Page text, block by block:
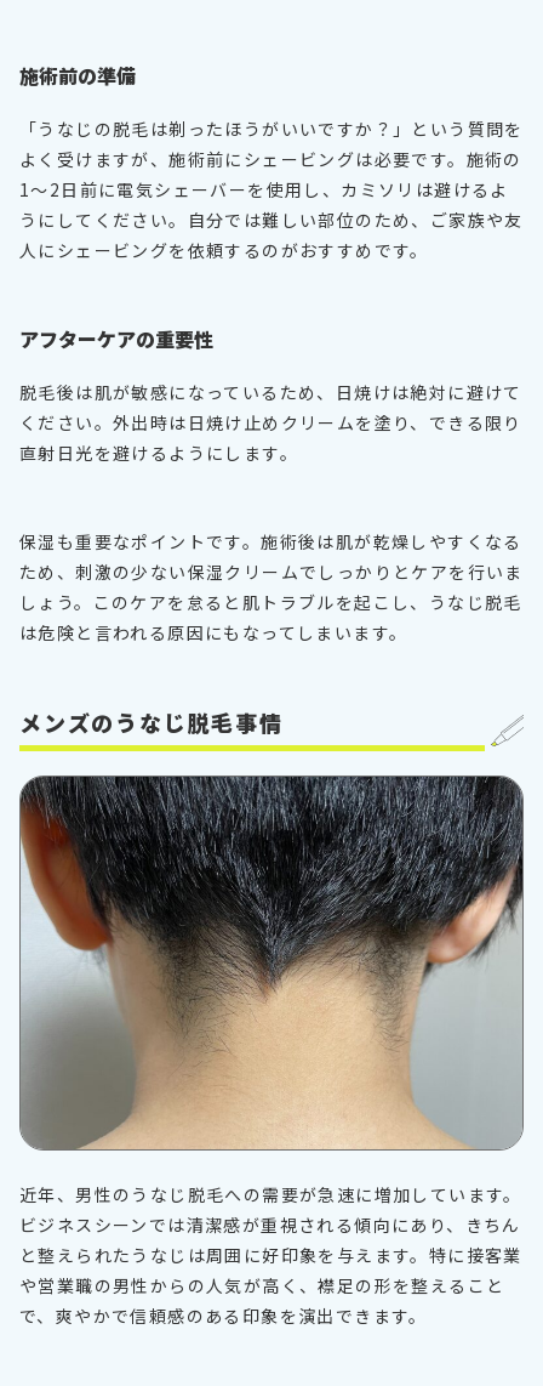
施術前の準備
「うなじの脱毛は剃ったほうがいいですか？」という質問を
よく受けますが、施術前にシェービングは必要です。施術の
1〜2日前に電気シェーバーを使用し、カミソリは避けるよ
うにしてください。自分では難しい部位のため、ご家族や友
人にシェービングを依頼するのがおすすめです。
アフターケアの重要性
脱毛後は肌が敏感になっているため、日焼けは絶対に避けて
ください。外出時は日焼け止めクリームを塗り、できる限り
直射日光を避けるようにします。
保湿も重要なポイントです。施術後は肌が乾燥しやすくなる
ため、刺激の少ない保湿クリームでしっかりとケアを行いま
しょう。このケアを怠ると肌トラブルを起こし、うなじ脱毛
は危険と言われる原因にもなってしまいます。
メンズのうなじ脱毛事情
近年、男性のうなじ脱毛への需要が急速に増加しています。
ビジネスシーンでは清潔感が重視される傾向にあり、きちん
と整えられたうなじは周囲に好印象を与えます。特に接客業
や営業職の男性からの人気が高く、襟足の形を整えること
で、爽やかで信頼感のある印象を演出できます。